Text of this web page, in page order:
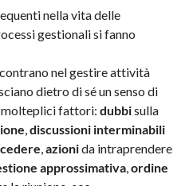
nella vita delle
gestionali si fanno
nel gestire attività
dietro di sé un senso di
molteplici fattori:dubbisulla
,discussioni interminabili
,azionida intraprendere
approssimativa,ordine